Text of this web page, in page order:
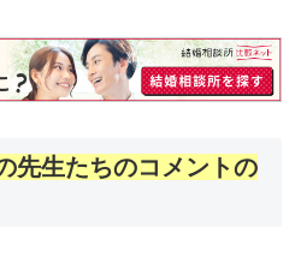
生たちのコメントの